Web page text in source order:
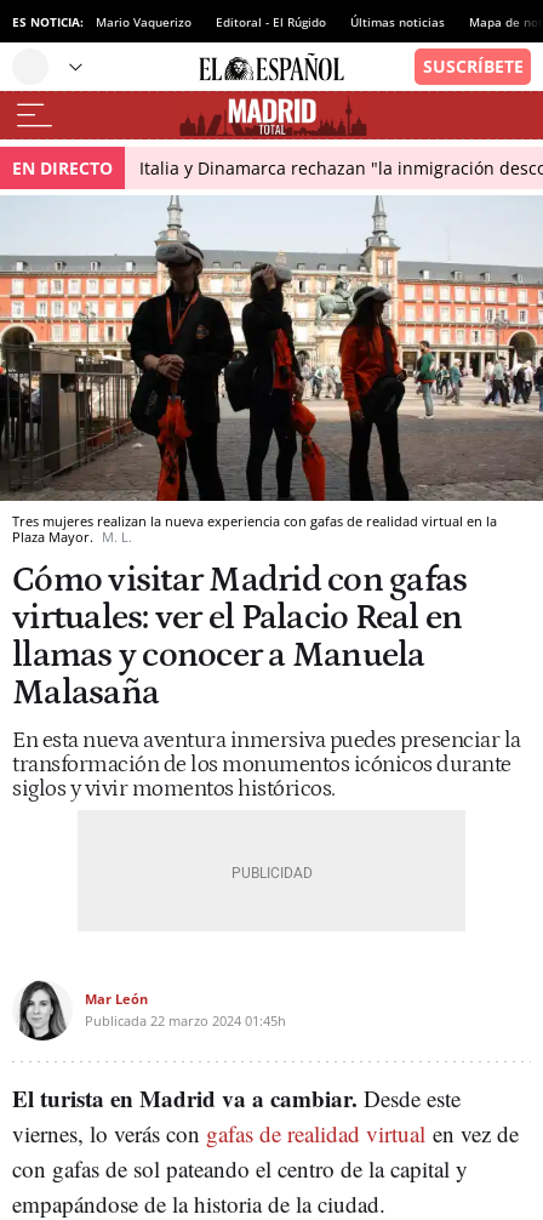
ES NOTICIA: Mario Vaquerizo Editoral - El Rúgido Últimas noticias Mapa de
EN DIRECTO Italia y Dinamarca rechazan "la inmigración
Tres mujeres realizan la nueva experiencia con gafas de realidad virtual en la
Plaza Mayor. M. L.
Cómo visitar Madrid con gafas
virtuales: ver el Palacio Real en
llamas y conocer a Manuela
Malasaña
En esta nueva aventura inmersiva puedes presenciar la
transformación de los monumentos icónicos durante
siglos y vivir momentos históricos.
Mar León
Publicada 22 marzo 2024 01:45h
El turista en Madrid va a cambiar. Desde este
viernes, lo verás con gafas de realidad virtual en vez de
con gafas de sol pateando el centro de la capital y
empapándose de la historia de la ciudad.